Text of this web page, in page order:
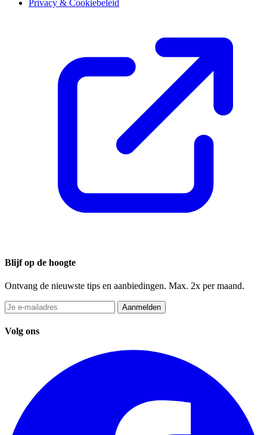
Privacy & Cookiebeleid
Blijf op de hoogte
Ontvang de nieuwste tips en aanbiedingen. Max. 2x per maand.
Aanmelden
Volg ons